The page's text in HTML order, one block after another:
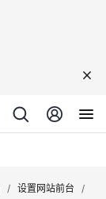
/ 设置网站前台
/